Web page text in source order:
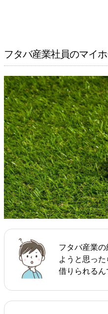
フタバ産業社員のマイ
フタバ産業
ようと思っ
借りられるん